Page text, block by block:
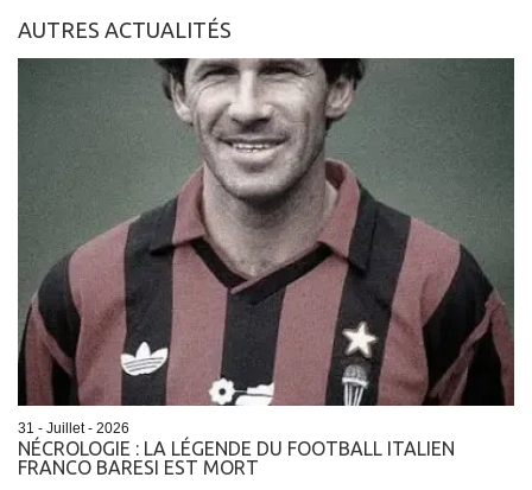
AUTRES ACTUALITÉS
31 - Juillet - 2026
NÉCROLOGIE : LA LÉGENDE DU FOOTBALL ITALIEN
FRANCO BARESI EST MORT